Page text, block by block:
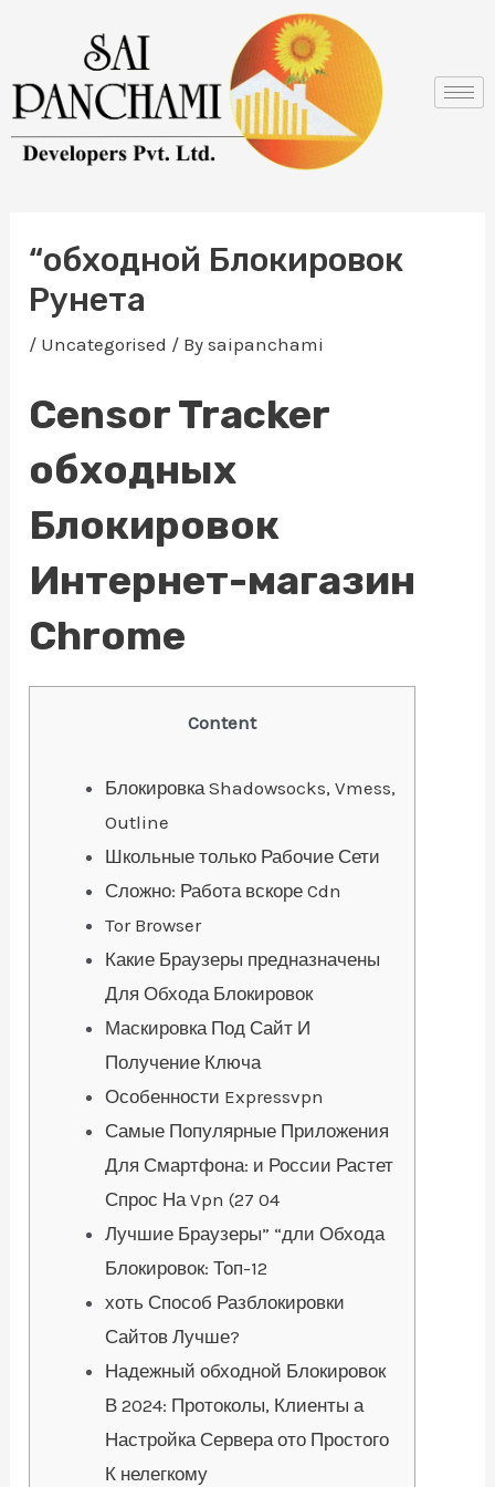
content
“обходной Блокировок
Рунета
/ Uncategorised / Bysaipanchami
Censor Tracker
обходных
Блокировок
Интернет-магазин
Chrome
Content
Блокировка Shadowsocks, Vmess,
Outline
Школьные только Рабочие Сети
Сложно: Работа вскоре Cdn
Tor Browser
Какие Браузеры предназначены
Для Обхода Блокировок
Маскировка Под Сайт И
Получение Ключа
Особенности Expressvpn
Самые Популярные Приложения
Для Смартфона: и России Растет
Спрос На Vpn (27 04
Лучшие Браузеры” “дли Обхода
Блокировок: Топ-12
хоть Способ Разблокировки
Сайтов Лучше?
Надежный обходной Блокировок
В 2024: Протоколы, Клиенты а
Настройка Сервера ото Простого
К нелегкому
navigation